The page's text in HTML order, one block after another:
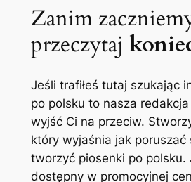
Zanim
przeczytaj
Jeśli trafiłeś tutaj szukając
po polsku to nasza redakcja
wyjść Ci na przeciw.
który wyjaśnia jak poruszać
tworzyć piosenki po polsku.
dostępny w promocyjnej